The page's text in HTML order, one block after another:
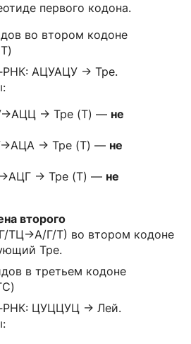
первого кодона.
во втором кодоне
АЦУАЦУ → Тре.
→ Тре (T) — не
→ Тре (T) — не
→ Тре (T) — не
второго
ТЦ→А/Г/Т) во втором кодоне
Тре.
в третьем кодоне
ЦУЦЦУЦ → Лей.